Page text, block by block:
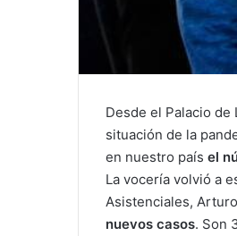
Desde el Palacio
situación de la
en nuestro país el
La vocería volvió a
Asistenciales,
nuevos casos. Son